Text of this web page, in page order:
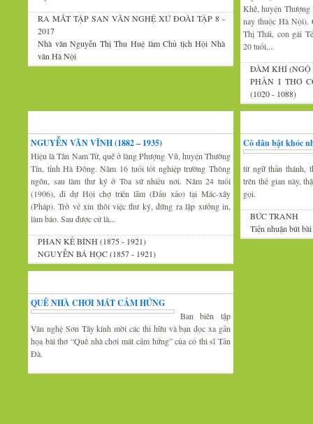
RA MẮT TẬP SAN VĂN NGHỆ XỨ ĐOÀI TẬP 8 -
2017
Nhà văn Nguyễn Thị Thu Huệ làm Chủ tịch Hội Nhà
văn Hà Nội
Khê, huyện
nay thuộc Hà Nội).
Thị Thái, con gái
20 tuổi,...
ĐÀM KHÍ (NGỘ
PHẦN I THƠ
(1020 - 1088)
NGUYỄN VĂN VĨNH (1882 – 1935)
Hiệu là Tân Nam Tử, quê ở làng Phượng Vũ, huyện Thường
Tín, tỉnh Hà Đông. Năm 16 tuổi tốt nghiệp trường Thông
ngôn, sau làm thư ký ở Tòa sứ nhiều nơi. Năm 24 tuổi
(1906), đi dự Hội chợ triển lãm (Đấu xảo) tại Mác-xây
(Pháp). Trở về xin thôi việc thư ký, đứng ra lập xưởng in,
làm báo. Sau được cử là...
PHAN KẾ BÍNH (1875 - 1921)
NGUYỄN BÁ HỌC (1857 - 1921)
Cô dâu bật khóc
từ ngữ thần thánh,
trên thế gian này,
gọi.
BỨC TRANH
Tiền nhuận bút
QUÊ NHÀ CHƠI MÁT CẢM HỨNG
Ban biên tập
Văn nghệ Sơn Tây kính mời các thi hữu và bạn đọc xa gần
họa bài thơ “Quê nhà chơi mát cảm hứng” của cố thi sĩ Tản
Đà.